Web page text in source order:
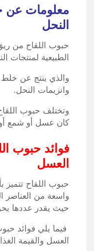
معلومات عن
النحل
حبوب اللقاح من
الطبيعية لمنتجات
والذي ينتج عن خلط
وانزيمات النحل.
وتختلف حبوب
كان عسل أو شمع أو
فوائد حبوب
العسل
حبوب اللقاح تتميز
واسعة من العناصر
حيث يقدر عددها بحوالي 200-
فيما يلي فوائد
العسل والقيمة